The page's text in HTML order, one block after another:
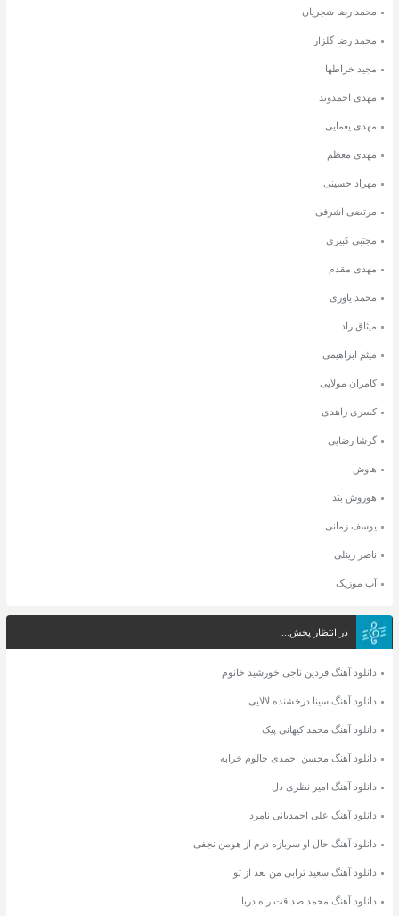
محمد رضا شجریان
محمد رضا گلزار
مجید خراطها
مهدی احمدوند
مهدی یغمایی
مهدی معظم
مهراد حسینی
مرتضی اشرفی
مجتبی کبیری
مهدی مقدم
محمد یاوری
میثاق راد
میثم ابراهیمی
کامران مولایی
کسری زاهدی
گرشا رضایی
هاوش
هوروش بند
یوسف زمانی
ناصر زینلی
آپ موزیک
در انتظار پخش...
دانلود آهنگ فردین ناجی خورشید خانوم
دانلود آهنگ سینا درخشنده لالایی
دانلود آهنگ محمد کیهانی پیک
دانلود آهنگ محسن احمدی حالوم خرابه
دانلود آهنگ امیر نظری دل
دانلود آهنگ علی احمدیانی نامرد
دانلود آهنگ حال او سربازه درم از هومن نجفی
دانلود آهنگ سعید ترابی من بعد از تو
دانلود آهنگ محمد صداقت راه دریا